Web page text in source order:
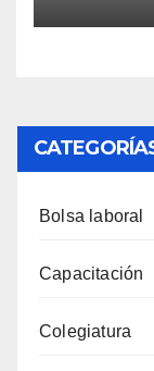
Bolsa laboral
Capacitación
Colegiatura